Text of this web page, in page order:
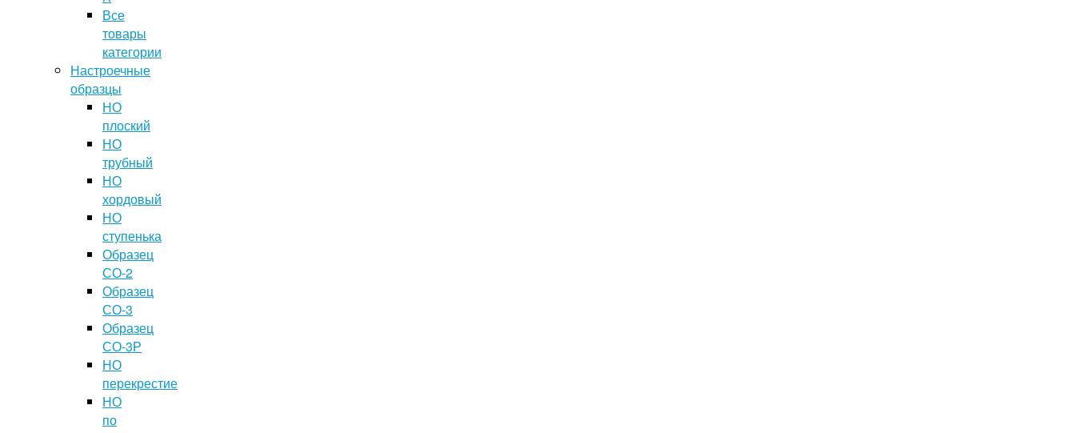
Все
товары
категории
Настроечные
образцы
НО
плоский
НО
трубный
НО
хордовый
НО
ступенька
Образец
СО-2
Образец
СО-3
Образец
СО-3Р
НО
перекрестие
НО
по